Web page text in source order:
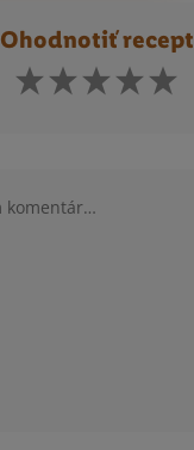
Ohodnotiť recept